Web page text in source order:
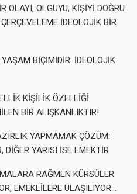
OLAYI, OLGUYU, KİŞİYİ DOĞRU
İDEOLOJİK BİR
BİÇİMİDİR: İDEOLOJİK
KİŞİLİK ÖZELLİĞİ
BİR ALIŞKANLIKTIR!
YAPMAMAK ÇÖZÜM:
YARISI İSE EMEKTİR
RAĞMEN KÜRSÜLER
EMEKLİLERE ULAŞILIYOR…